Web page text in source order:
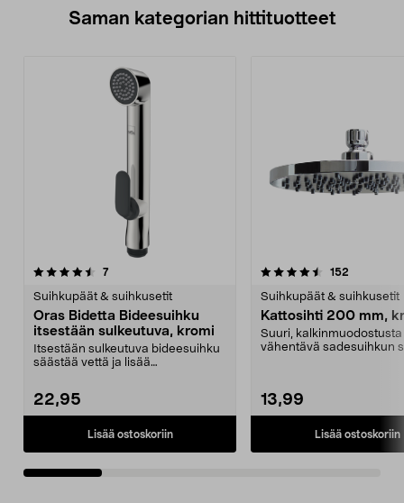
Saman kategorian hittituotteet
7arvostelut
Suihkupäät & suihkusetit
Oras Bidetta Bideesuihku
itsestään sulkeutuva, kromi
Itsestään sulkeutuva bideesuihku
säästää vettä ja lisää
22,95
Lisää ostoskoriin
4.5 viidestä
152
Suihkupäät & suihkusetit
Kattosihti 200 mm,
Suuri, kalkinmuodostusta
vähentävä sadesuihkun
13,99
Lisää ostoskoriin
4.0 viidestä